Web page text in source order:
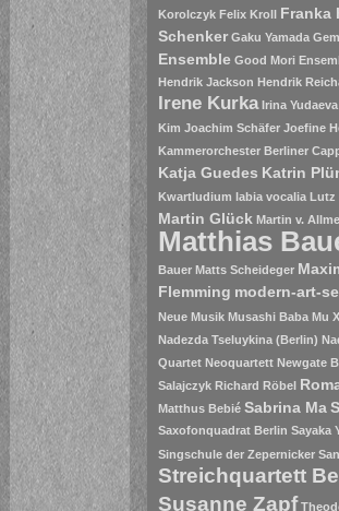
Korolczyk Felix Kroll Franka
Schenker Gaku Yamada
Ensemble Good Mori
Hendrik Jackson Hendrik
Irene Kurka Irina
Kim Joachim Schäfer Joefine
Kammerorchester Berliner
Katja Guedes Katrin
Kwartludium labia vocalia Lutz
Martin Glück Martin v.
Matthias
Bauer Matts Scheideger
Flemming modern-art-
Neue Musik Musashi Baba Mu
Nadezda Tseluykina (Berlin)
Quartet Neoquartett Newgate
Salajczyk Richard Röbel
Matthus Bebié Sabrina Ma
Saxofonquadrat Berlin Sayaka
Singschule der Zepernicker
Streichquartett
Susanne Zapf